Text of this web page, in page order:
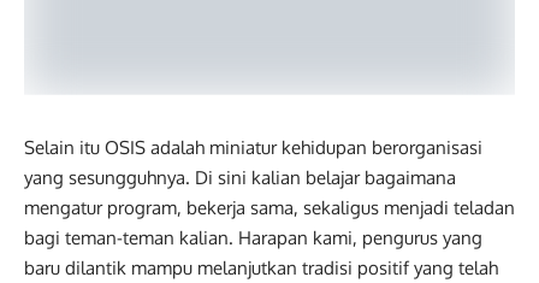
Selain itu OSIS adalah miniatur kehidupan berorganisasi
yang sesungguhnya. Di sini kalian belajar bagaimana
mengatur program, bekerja sama, sekaligus menjadi teladan
bagi teman-teman kalian. Harapan kami, pengurus yang
baru dilantik mampu melanjutkan tradisi positif yang telah